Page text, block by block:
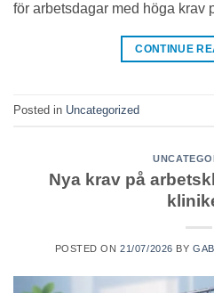
för arbetsdagar med höga krav
CONTINUE
Posted in Uncategorized
Nya krav på
POSTED ON21/07/2026 BY